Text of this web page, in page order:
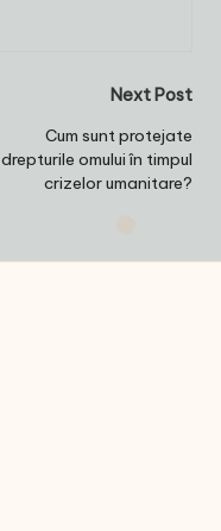
Next Post
Cum sunt protejate
drepturile omului în timpul
crizelor umanitare?